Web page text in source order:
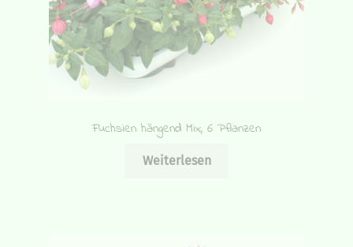
Fuchsien hängend Mix, 6 Pflanzen
Weiterlesen